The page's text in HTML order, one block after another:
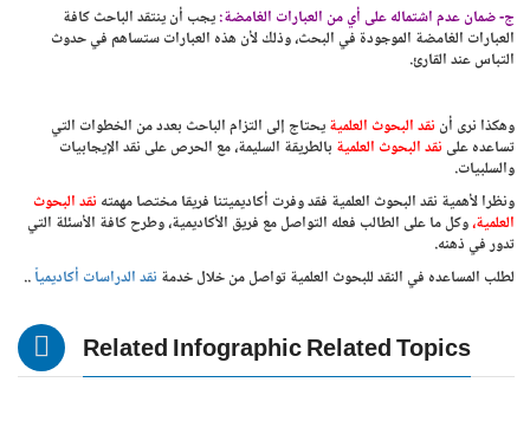
ج‌- ضمان عدم اشتماله على أي من العبارات الغامضة:يجب أن ينتقد الباحث كافة
العبارات الغامضة الموجودة في البحث، وذلك لأن هذه العبارات ستساهم في حدوث
التباس عند القارئ.
وهكذا نرى أن نقد البحوث العلميةيحتاج إلى التزام الباحث بعدد من الخطوات التي
تساعده على نقد البحوث العلمية بالطريقة السليمة، مع الحرص على نقد الإيجابيات
والسلبيات.
ونظرا لأهمية نقد البحوث العلمية فقد وفرت أكاديميتنا فريقا مختصا مهمته نقد البحوث
العلمية،وكل ما على الطالب فعله التواصل مع فريق الأكاديمية، وطرح كافة الأسئلة التي
تدور في ذهنه.
لطلب المساعده في النقد للبحوث العلمية تواصل من خلال خدمة نقد الدراسات أكاديمياً..
Related Infographic Related Topics